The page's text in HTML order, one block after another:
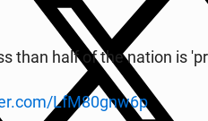
than half of the nation is
LfM80gnw6p